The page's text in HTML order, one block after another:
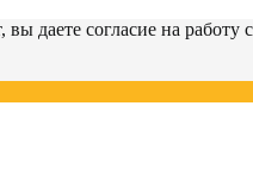
вы даете согласие на